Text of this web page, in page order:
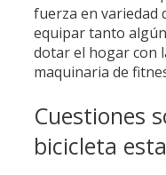
fuerza en variedad
equipar tanto
dotar el hogar con
maquinaria de
Cuestiones
bicicleta